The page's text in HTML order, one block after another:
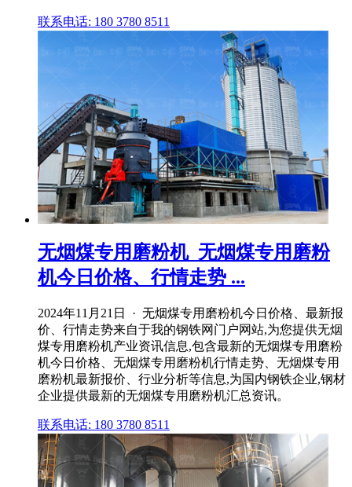
联系电话: 180 3780 8511
无烟煤专用磨粉机_无烟煤专用磨粉
机今日价格、行情走势 ...
2024年11月21日 · 无烟煤专用磨粉机今日价格、最新报
价、行情走势来自于我的钢铁网门户网站,为您提供无烟
煤专用磨粉机产业资讯信息,包含最新的无烟煤专用磨粉
机今日价格、无烟煤专用磨粉机行情走势、无烟煤专用
磨粉机最新报价、行业分析等信息,为国内钢铁企业,钢材
企业提供最新的无烟煤专用磨粉机汇总资讯。
联系电话: 180 3780 8511